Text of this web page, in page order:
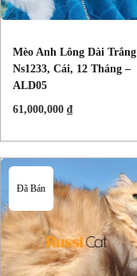
Mèo Anh Lông Dài Trắng
Ns1233, Cái, 12 Tháng –
ALD05
61,000,000 ₫
Đã Bán